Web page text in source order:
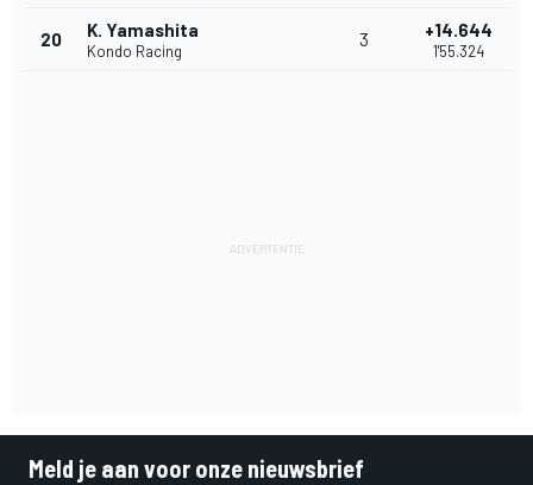
20 K. Yamashita
Kondo Racing
3 +14.644
1'55.324
Meld je aan voor onze nieuwsbrief